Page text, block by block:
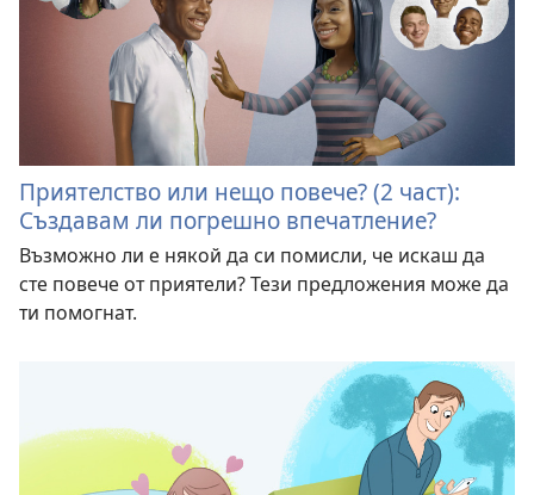
Приятелство или нещо повече? (2 част):
Създавам ли погрешно впечатление?
Възможно ли е някой да си помисли, че искаш да
сте повече от приятели? Тези предложения може да
ти помогнат.